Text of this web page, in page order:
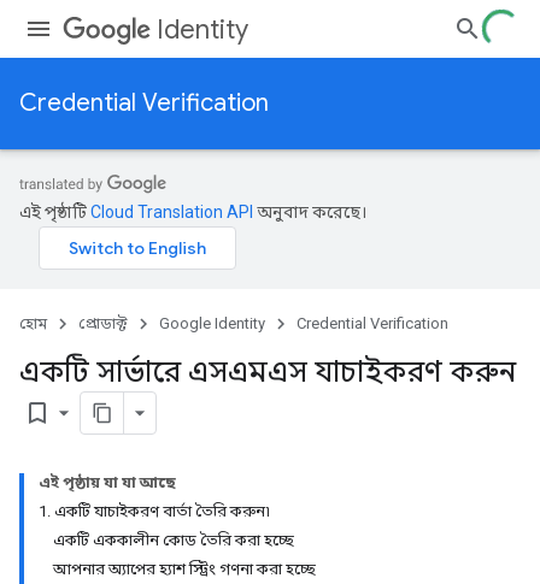
Identity
Credential Verification
এই পৃষ্ঠাটিCloud Translation API অনুবাদ করেছে।
হোম প্রোডাক্ট Google Identity Credential Verification
একটি সার্ভারে এসএমএস যাচাইকরণ করুন
bookmark_border
এই পৃষ্ঠায় যা যা আছে
1. একটি যাচাইকরণ বার্তা তৈরি করুন৷
একটি এককালীন কোড তৈরি করা হচ্ছে
আপনার অ্যাপের হ্যাশ স্ট্রিং গণনা করা হচ্ছে